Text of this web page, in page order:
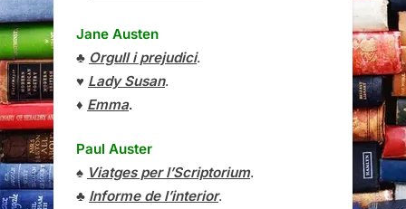
Jane Austen
♣ Orgull i prejudici.
♥ Lady Susan.
♦ Emma.
Paul Auster
♠ Viatges per l’Scriptorium.
♣ Informe de l’interior.